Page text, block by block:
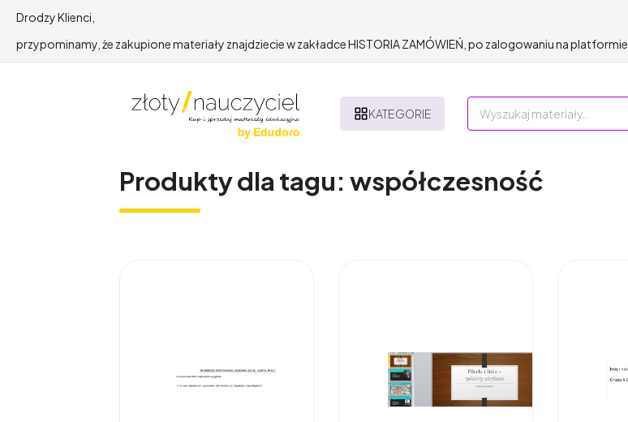
Drodzy Klienci,
przypominamy, że zakupione materiały znajdziecie w zakładce HISTORIA ZAMÓWIEŃ, po zalogowaniu na platformie.
KATEGORIE
Produkty dla tagu: współczesność